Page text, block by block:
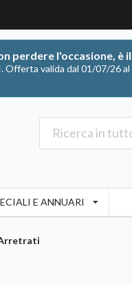
perdere l'occasione, è
Offerta valida dal 01/07/26
E ANNUARI